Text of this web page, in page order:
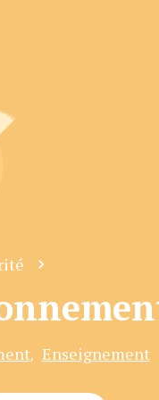
, Enseignement